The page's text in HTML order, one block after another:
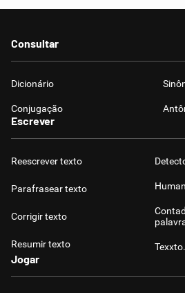
Consultar
Dicionário
Conjugação
Escrever
Reescrever texto
Parafrasear texto
Corrigir texto
Resumir texto
Jogar